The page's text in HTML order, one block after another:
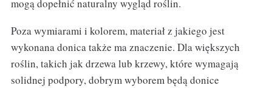
mogą dopełnić naturalny wygląd roślin.
Poza wymiarami i kolorem, materiał z jakiego jest
wykonana donica także ma znaczenie. Dla większych
roślin, takich jak drzewa lub krzewy, które wymagają
solidnej podpory, dobrym wyborem będą donice